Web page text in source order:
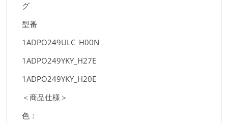
グ
型番
1ADPO249ULC_H00N
1ADPO249YKY_H27E
1ADPO249YKY_H20E
＜商品仕様＞
色：